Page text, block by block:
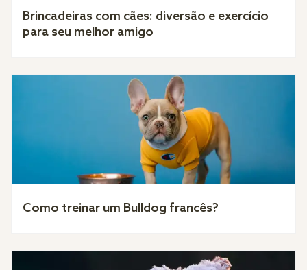
Brincadeiras com cães: diversão e exercício
para seu melhor amigo
Como treinar um Bulldog francês?